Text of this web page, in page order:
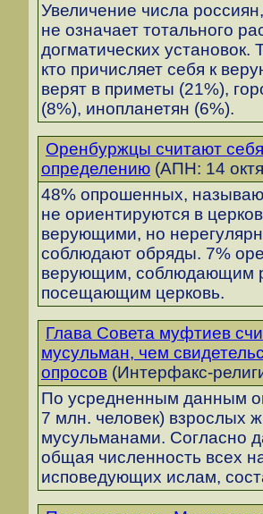
Увеличение числа
не означает тотального
догматических установок.
кто причисляет себя к
верят в приметы (21%),
(8%), инопланетян (6%).
Оренбуржцы считают
определению (АПН: 14
48% опрошенных,
не ориентируются в
верующими, но
соблюдают обряды. 7%
верующим, соблюдающим
посещающим церковь.
Глава Совета муфтиев
мусульман, чем
опросов (Интерфакс-
По усредненным данным
7 млн. человек) взрослых
мусульманами. Согласно
общая численность всех
исповедующих ислам,